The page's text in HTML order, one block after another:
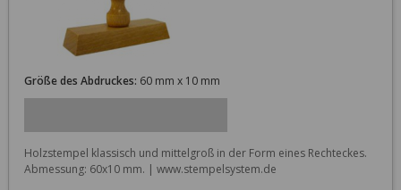
Größe des Abdruckes: 60 mm x 10 mm
Holzstempel klassisch und mittelgroß in der Form eines Rechteckes.
Abmessung: 60x10 mm. | www.stempelsystem.de